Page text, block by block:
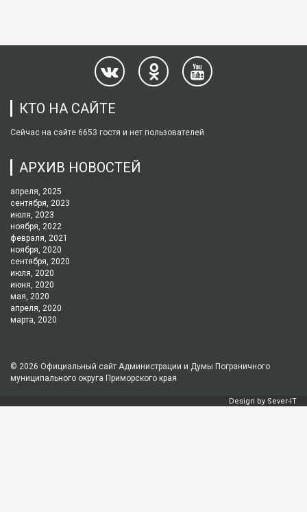
КТО НА САЙТЕ
Сейчас на сайте 6653 гостя и нет пользователей
АРХИВ НОВОСТЕЙ
апреля, 2025
сентября, 2023
июля, 2023
ноября, 2022
февраля, 2021
ноября, 2020
сентября, 2020
июля, 2020
июня, 2020
мая, 2020
апреля, 2020
марта, 2020
© 2026 Официальный сайт Администрации и Думы Пограничного
муниципального округа Приморского края
Design by Sever-IT